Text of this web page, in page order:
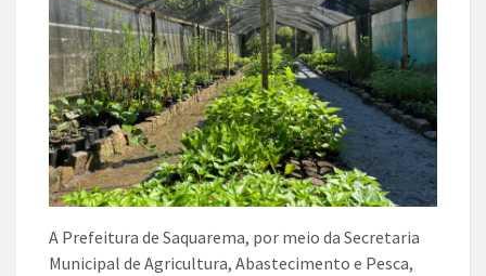
A Prefeitura de Saquarema, por meio da Secretaria
Municipal de Agricultura, Abastecimento e Pesca,